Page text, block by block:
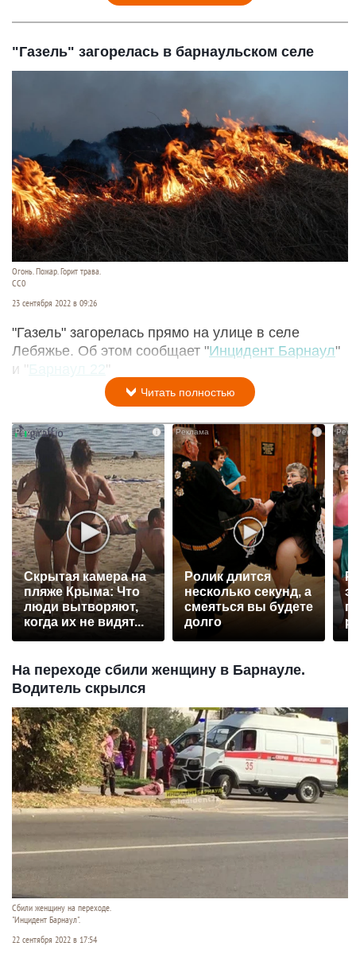
"Газель" загорелась в барнаульском селе
Огонь. Пожар. Горит трава.
CC0
23 сентября 2022 в 09:26
"Газель" загорелась прямо на улице в селе
Лебяжье. Об этом сообщает "Инцидент Барнаул"
и "Барнаул 22 "
Читать полностью
i
Скрытая камера на
пляже Крыма: Что
люди вытворяют,
когда их не видят...
Ролик длится
несколько секунд, а
смеяться вы будете
долго
На переходе сбили женщину в Барнауле.
Водитель скрылся
Сбили женщину на переходе.
"Инцидент Барнаул".
22 сентября 2022 в 17:54